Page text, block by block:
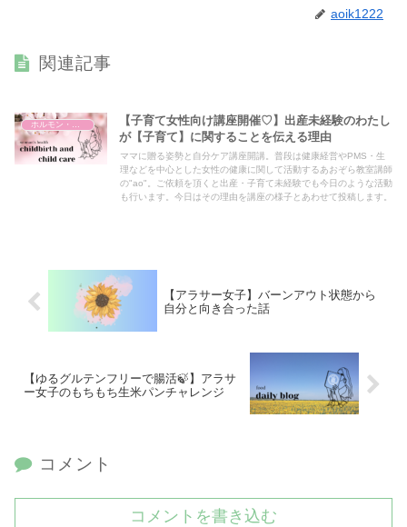
aoik1222
関連記事
【子育て女性向け講座開催♡】出産未経験のわたし
が【子育て】に関することを伝える理由
ママに贈る姿勢と自分ケア講座開講。普段は健康経営やPMS・生
理などを中心とした女性の健康に関して活動するあおぞら教室講師
の"ao"。ご依頼を頂くと出産・子育て未経験でも今日のような活動
も行います。今日はその理由を講座の様子とあわせて投稿します。
【アラサー女子】バーンアウト状態から
自分と向き合った話
【ゆるグルテンフリーで腸活🍃】アラサ
ー女子のもちもち生米パンチャレンジ
コメント
コメントを書き込む